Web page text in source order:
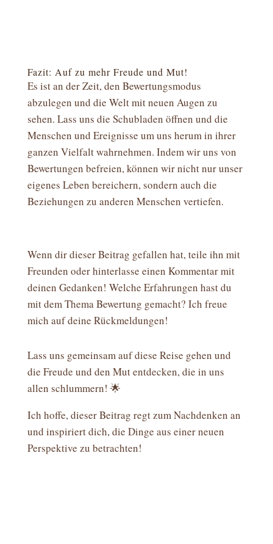
Fazit: Auf zu mehr Freude und Mut!
Es ist an der Zeit, den Bewertungsmodus
abzulegen und die Welt mit neuen Augen zu
sehen. Lass uns die Schubladen öffnen und die
Menschen und Ereignisse um uns herum in ihrer
ganzen Vielfalt wahrnehmen. Indem wir uns von
Bewertungen befreien, können wir nicht nur unser
eigenes Leben bereichern, sondern auch die
Beziehungen zu anderen Menschen vertiefen.
Wenn dir dieser Beitrag gefallen hat, teile ihn mit
Freunden oder hinterlasse einen Kommentar mit
deinen Gedanken! Welche Erfahrungen hast du
mit dem Thema Bewertung gemacht? Ich freue
mich auf deine Rückmeldungen!
Lass uns gemeinsam auf diese Reise gehen und
die Freude und den Mut entdecken, die in uns
allen schlummern! 🌟
Ich hoffe, dieser Beitrag regt zum Nachdenken an
und inspiriert dich, die Dinge aus einer neuen
Perspektive zu betrachten!